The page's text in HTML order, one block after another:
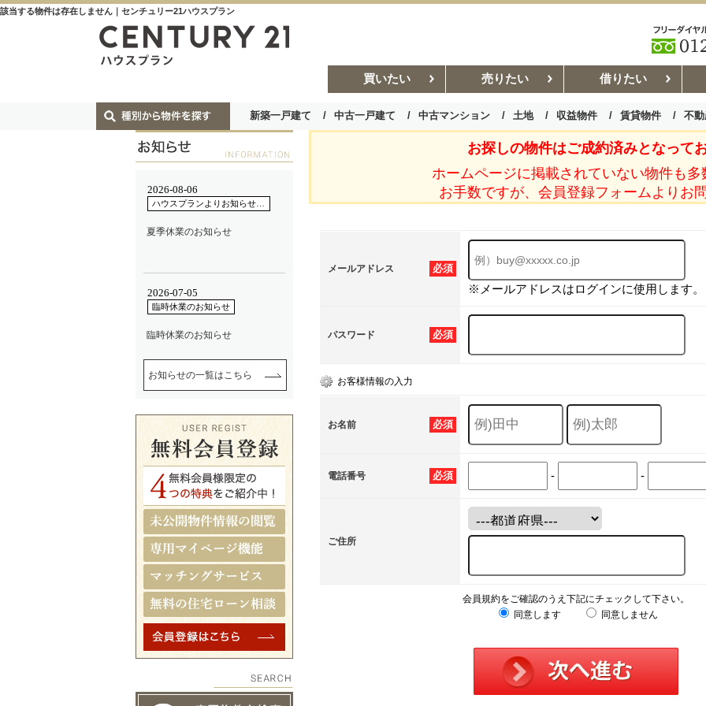
該当する物件は存在しません｜センチュリー21ハウスプラン
買いたい 売りたい 借りたい
新築一戸建て 中古一戸建て 中古マンション 土地 収益物件 賃貸物件 不
お部屋探しコラム 賃貸管理コ
お探しの物件はご成約済みとなってお
ホームページに掲載されていない物件も多
お手数ですが、会員登録フォームよりお
必須
メールアドレス
※メールアドレスはログインに使用します。
必須
パスワード
お客様情報の入力
必須
お名前
必須
電話番号 - -
ご住所
会員規約をご確認のうえ下記にチェックして下さい。
同意します
同意しません
お知らせの一覧はこちら